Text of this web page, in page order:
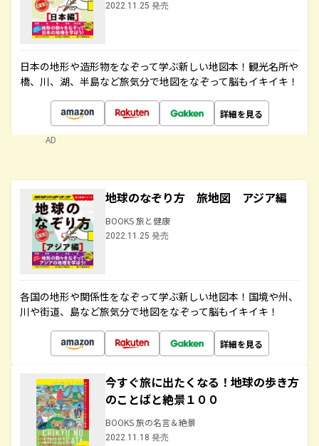
2022.11.25 発売
日本の地形や造形物をなぞって学ぶ新しい地図本！観光名所や
橋、川、湖、半島など旅気分で地図をなぞって脳もイキイキ！
詳細を見る
AD
地球のなぞり方 旅地図 アジア編
BOOKS 旅と健康
2022.11.25 発売
各国の地形や関係性をなぞって学ぶ新しい地図本！国境や州、
川や街道、島など旅気分で地図をなぞって脳もイキイキ！
詳細を見る
今すぐ旅に出たくなる！地球の歩き方
のことばと絶景１００
BOOKS 旅の名言＆絶景
2022.11.18 発売